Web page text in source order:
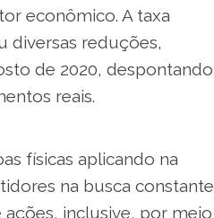
econômico. A taxa
diversas reduções,
de 2020, despontando
reais.
físicas aplicando na
na busca constante
inclusive, por meio